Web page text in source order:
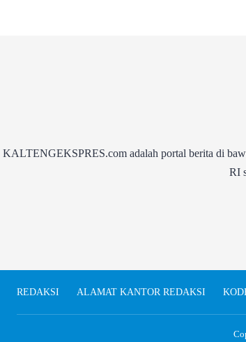
KALTENGEKSPRES.com adalah portal berita di
RI
REDAKSI ALAMAT KANTOR REDAKSI